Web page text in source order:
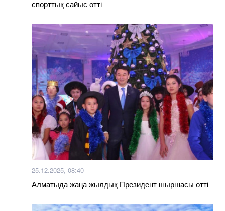
спорттық сайыс өтті
25.12.2025, 08:40
Алматыда жаңа жылдық Президент шыршасы өтті